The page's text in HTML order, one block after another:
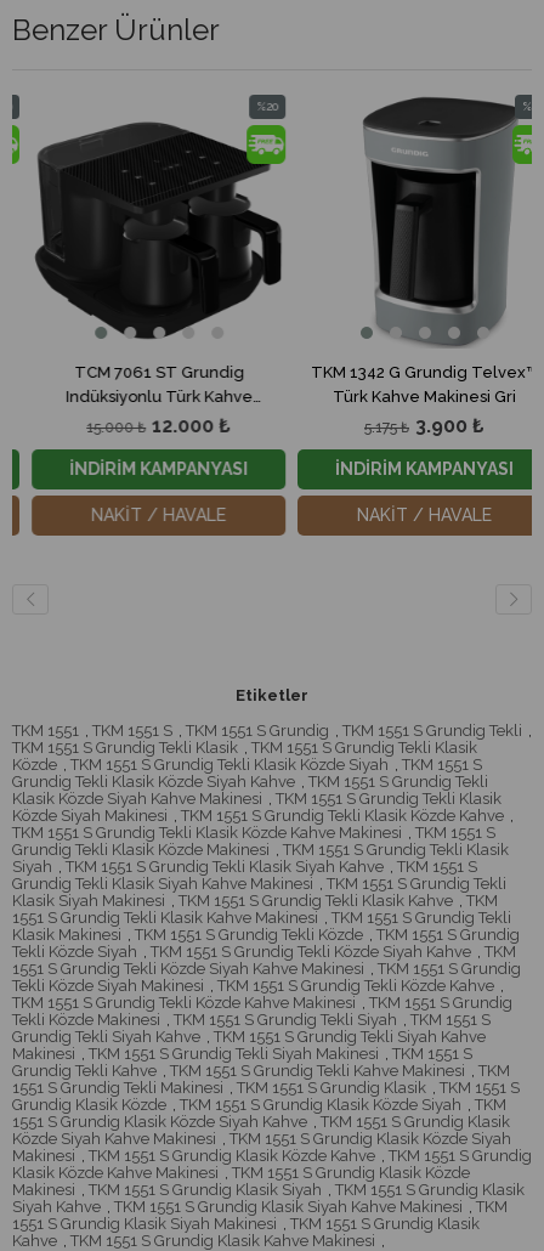
Benzer Ürünler
TCM 7061 ST Grundig
Indüksiyonlu Türk Kahve
Makinesi (Siyah Cezve)
12.000 ₺
15.000 ₺
%20
İndirim
%20İndirim
İNDİRİM KAMPANYASI
NAKİT / HAVALE
TKM 1342 G Grundig Telvex™
Türk Kahve Makinesi Gri
3.900 ₺
5.175 ₺
%25
İndirim
İNDİRİM KAMPANYASI
NAKİT / HAVALE
Etiketler
TKM 1551 , TKM 1551 S , TKM 1551 S Grundig , TKM 1551 S Grundig Tekli ,
TKM 1551 S Grundig Tekli Klasik , TKM 1551 S Grundig Tekli Klasik
Közde , TKM 1551 S Grundig Tekli Klasik Közde Siyah , TKM 1551 S
Grundig Tekli Klasik Közde Siyah Kahve , TKM 1551 S Grundig Tekli
Klasik Közde Siyah Kahve Makinesi , TKM 1551 S Grundig Tekli Klasik
Közde Siyah Makinesi , TKM 1551 S Grundig Tekli Klasik Közde Kahve ,
TKM 1551 S Grundig Tekli Klasik Közde Kahve Makinesi , TKM 1551 S
Grundig Tekli Klasik Közde Makinesi , TKM 1551 S Grundig Tekli Klasik
Siyah , TKM 1551 S Grundig Tekli Klasik Siyah Kahve , TKM 1551 S
Grundig Tekli Klasik Siyah Kahve Makinesi , TKM 1551 S Grundig Tekli
Klasik Siyah Makinesi , TKM 1551 S Grundig Tekli Klasik Kahve , TKM
1551 S Grundig Tekli Klasik Kahve Makinesi , TKM 1551 S Grundig Tekli
Klasik Makinesi , TKM 1551 S Grundig Tekli Közde , TKM 1551 S Grundig
Tekli Közde Siyah , TKM 1551 S Grundig Tekli Közde Siyah Kahve , TKM
1551 S Grundig Tekli Közde Siyah Kahve Makinesi , TKM 1551 S Grundig
Tekli Közde Siyah Makinesi , TKM 1551 S Grundig Tekli Közde Kahve ,
TKM 1551 S Grundig Tekli Közde Kahve Makinesi , TKM 1551 S Grundig
Tekli Közde Makinesi , TKM 1551 S Grundig Tekli Siyah , TKM 1551 S
Grundig Tekli Siyah Kahve , TKM 1551 S Grundig Tekli Siyah Kahve
Makinesi , TKM 1551 S Grundig Tekli Siyah Makinesi , TKM 1551 S
Grundig Tekli Kahve , TKM 1551 S Grundig Tekli Kahve Makinesi , TKM
1551 S Grundig Tekli Makinesi , TKM 1551 S Grundig Klasik , TKM 1551 S
Grundig Klasik Közde , TKM 1551 S Grundig Klasik Közde Siyah , TKM
1551 S Grundig Klasik Közde Siyah Kahve , TKM 1551 S Grundig Klasik
Közde Siyah Kahve Makinesi , TKM 1551 S Grundig Klasik Közde Siyah
Makinesi , TKM 1551 S Grundig Klasik Közde Kahve , TKM 1551 S Grundig
Klasik Közde Kahve Makinesi , TKM 1551 S Grundig Klasik Közde
Makinesi , TKM 1551 S Grundig Klasik Siyah , TKM 1551 S Grundig Klasik
Siyah Kahve , TKM 1551 S Grundig Klasik Siyah Kahve Makinesi , TKM
1551 S Grundig Klasik Siyah Makinesi , TKM 1551 S Grundig Klasik
Kahve , TKM 1551 S Grundig Klasik Kahve Makinesi ,